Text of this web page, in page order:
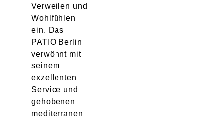
Verweilen und
Wohlfühlen
ein. Das
PATIO Berlin
verwöhnt mit
seinem
exzellenten
Service und
gehobenen
mediterranen